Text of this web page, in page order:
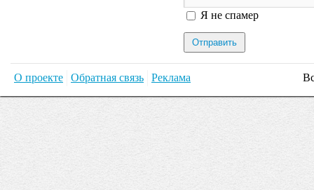
Я спамер
Я не спамер
О проекте Обратная связь Реклама